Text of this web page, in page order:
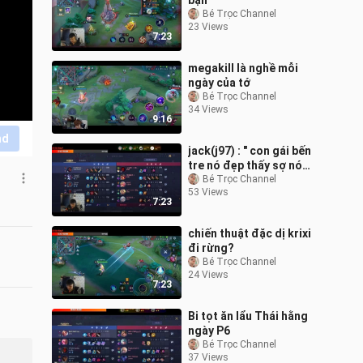
7:23
Bé Trọc Channel
23 Views
9:16
megakill là nghề mỗi
ngày của tớ
Bé Trọc Channel
34 Views
7:23
jack(j97) : " con gái bến
tre nó đẹp thấy sợ nó
đẹp thấy ớn "
Bé Trọc Channel
53 Views
7:23
chiến thuật đặc dị krixi
đi rừng?
Bé Trọc Channel
24 Views
Bi tọt ăn lẩu Thái hằng
ngày P6
Bé Trọc Channel
37 Views